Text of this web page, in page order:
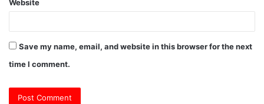
Website
Save my name, email, and website in this browser for the next
time I comment.